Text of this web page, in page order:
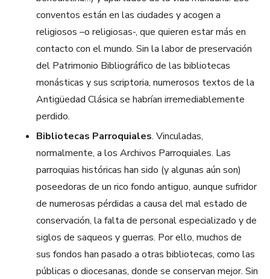
conventos están en las ciudades y acogen a
religiosos –o religiosas-, que quieren estar más en
contacto con el mundo. Sin la labor de preservación
del Patrimonio Bibliográfico de las bibliotecas
monásticas y sus scriptoria, numerosos textos de la
Antigüedad Clásica se habrían irremediablemente
perdido.
Bibliotecas Parroquiales. Vinculadas,
normalmente, a los Archivos Parroquiales. Las
parroquias históricas han sido (y algunas aún son)
poseedoras de un rico fondo antiguo, aunque sufridor
de numerosas pérdidas a causa del mal estado de
conservación, la falta de personal especializado y de
siglos de saqueos y guerras. Por ello, muchos de
sus fondos han pasado a otras bibliotecas, como las
públicas o diocesanas, donde se conservan mejor. Sin